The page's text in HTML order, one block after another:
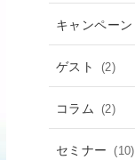
キャンペーン
ゲスト (2)
コラム (2)
セミナー (10)